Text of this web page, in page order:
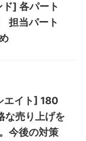
] 各パート
担当パート
エイト] 180
な売り上げを
今後の対策